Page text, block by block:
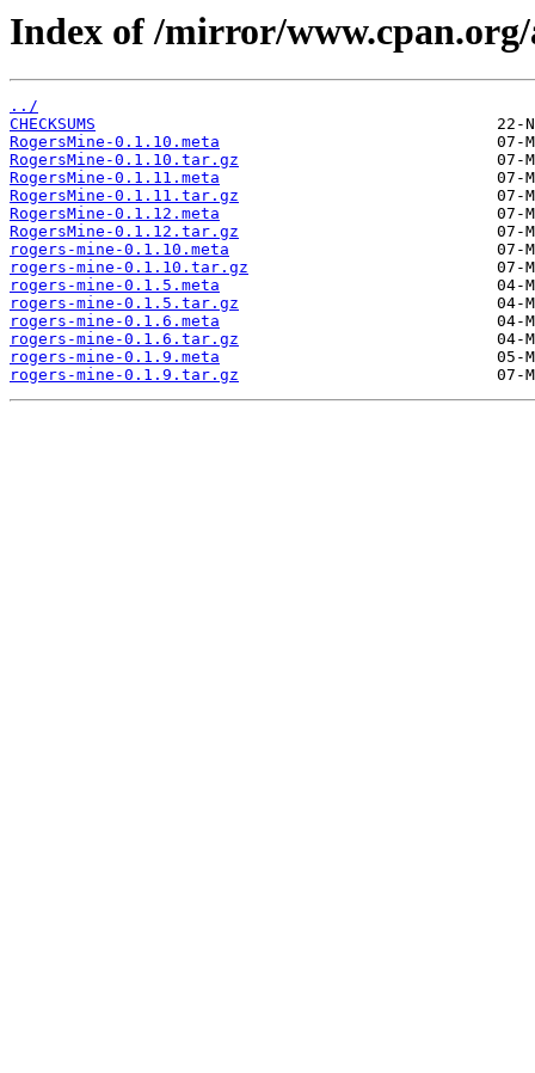
Index of /mirror/
../
CHECKSUMS
RogersMine-0.1.10.meta
RogersMine-0.1.10.tar.gz
RogersMine-0.1.11.meta
RogersMine-0.1.11.tar.gz
RogersMine-0.1.12.meta
RogersMine-0.1.12.tar.gz
rogers-mine-0.1.10.meta
rogers-mine-0.1.10.tar.gz
rogers-mine-0.1.5.meta
rogers-mine-0.1.5.tar.gz
rogers-mine-0.1.6.meta
rogers-mine-0.1.6.tar.gz
rogers-mine-0.1.9.meta
rogers-mine-0.1.9.tar.gz